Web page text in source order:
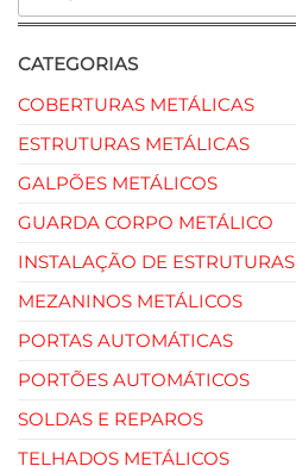
CATEGORIAS
COBERTURAS METÁLICAS
ESTRUTURAS METÁLICAS
GALPÕES METÁLICOS
GUARDA CORPO METÁLICO
INSTALAÇÃO DE ESTRUTURAS
MEZANINOS METÁLICOS
PORTAS AUTOMÁTICAS
PORTÕES AUTOMÁTICOS
SOLDAS E REPAROS
TELHADOS METÁLICOS